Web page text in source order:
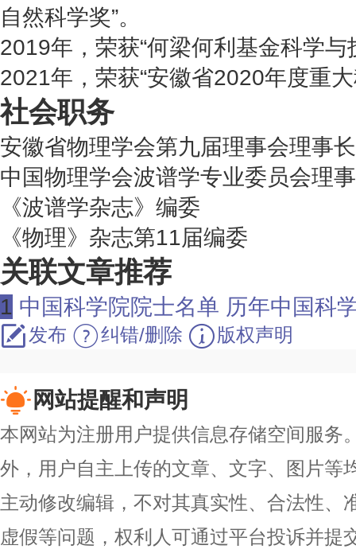
自然科学奖”。
2019年，荣获“何梁何利基金科学与
2021年，荣获“安徽省2020年度重
社会职务
安徽省物理学会第九届理事会理事长
中国物理学会波谱学专业委员会理事
《波谱学杂志》编委
《物理》杂志第11届编委
关联文章推荐
1 中国科学院院士名单 历年中国科
发布 纠错/删除 版权声明
网站提醒和声明
本网站为注册用户提供信息存储空间服务
外，用户自主上传的文章、文字、图片等
主动修改编辑，不对其真实性、合法性、
虚假等问题，权利人可通过平台投诉并提